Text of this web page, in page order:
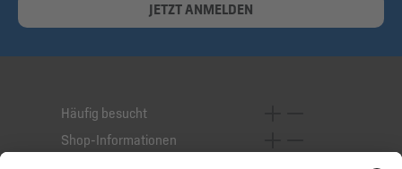
JETZT ANMELDEN
Häufig besucht
Shop-Informationen